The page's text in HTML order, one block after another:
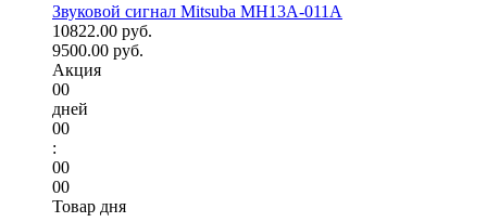
Звуковой сигнал Mitsuba MH13A-011A
10822.00 руб.
9500.00 руб.
Акция
00
дней
00
:
00
00
Товар дня